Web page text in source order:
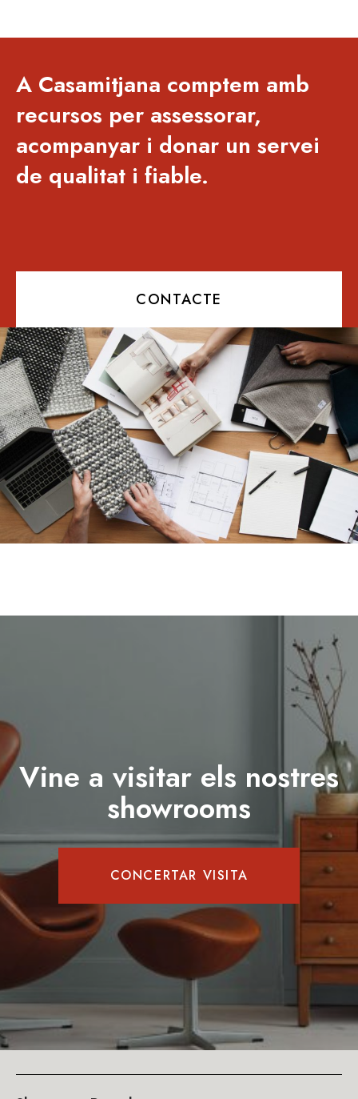
A Casamitjana comptem amb
recursos per assessorar,
acompanyar i donar un servei
de qualitat i fiable.
CONTACTE
Vine a visitar els nostres
showrooms
CONCERTAR VISITA